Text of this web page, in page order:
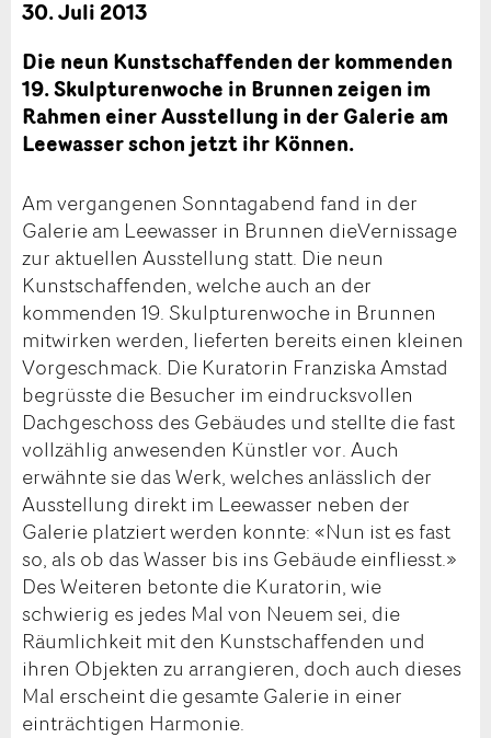
30. Juli 2013
Die neun Kunstschaffenden der kommenden
19. Skulpturenwoche in Brunnen zeigen im
Rahmen einer Ausstellung in der Galerie am
Leewasser schon jetzt ihr Können.
Am vergangenen Sonntagabend fand in der
Galerie am Leewasser in Brunnen dieVernissage
zur aktuellen Ausstellung statt. Die neun
Kunstschaffenden, welche auch an der
kommenden 19. Skulpturenwoche in Brunnen
mitwirken werden, lieferten bereits einen kleinen
Vorgeschmack. Die Kuratorin Franziska Amstad
begrüsste die Besucher im eindrucksvollen
Dachgeschoss des Gebäudes und stellte die fast
vollzählig anwesenden Künstler vor. Auch
erwähnte sie das Werk, welches anlässlich der
Ausstellung direkt im Leewasser neben der
Galerie platziert werden konnte: «Nun ist es fast
so, als ob das Wasser bis ins Gebäude einfliesst.»
Des Weiteren betonte die Kuratorin, wie
schwierig es jedes Mal von Neuem sei, die
Räumlichkeit mit den Kunstschaffenden und
ihren Objekten zu arrangieren, doch auch dieses
Mal erscheint die gesamte Galerie in einer
einträchtigen Harmonie.